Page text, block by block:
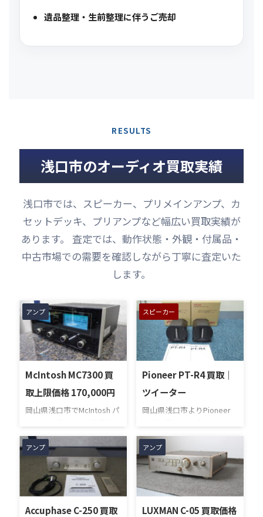
遺品整理・生前整理に伴うご売却
RESULTS
浅口市のオーディオ買取実績
浅口市では、スピーカー、プリメインアンプ、カ
セットデッキ、プリアンプなど幅広い買取実績が
あります。 査定では、動作状態・外観・付属品・
中古市場での需要を確認しながら丁寧に査定いた
します。
アンプ
McIntosh MC7300 買
取上限価格 170,000円
岡山県浅口市でMcIntosh パ
買い取りさせていただきま
した。 本商品は、使用によ
る些細な小キズがあるもの
の、外観を大きく損ねるよ
うな目立つキズはありませ
ん。古いマッキントッシュ
には前面のガラスパネルに
スピーカー
Pioneer PT-R4 買取｜
ツイーター
岡山県浅口市よりPioneer
を宅配買取させていただき
ました。宅配買取は当社に
商品を送るだけの簡単査定
です。お手軽に利用できる
とのお声をいただいており
ます。商品を発送の後、当
社にて査定いたします。商
アンプ
Accuphase C-250 買取
アンプ
LUXMAN C-05 買取価格